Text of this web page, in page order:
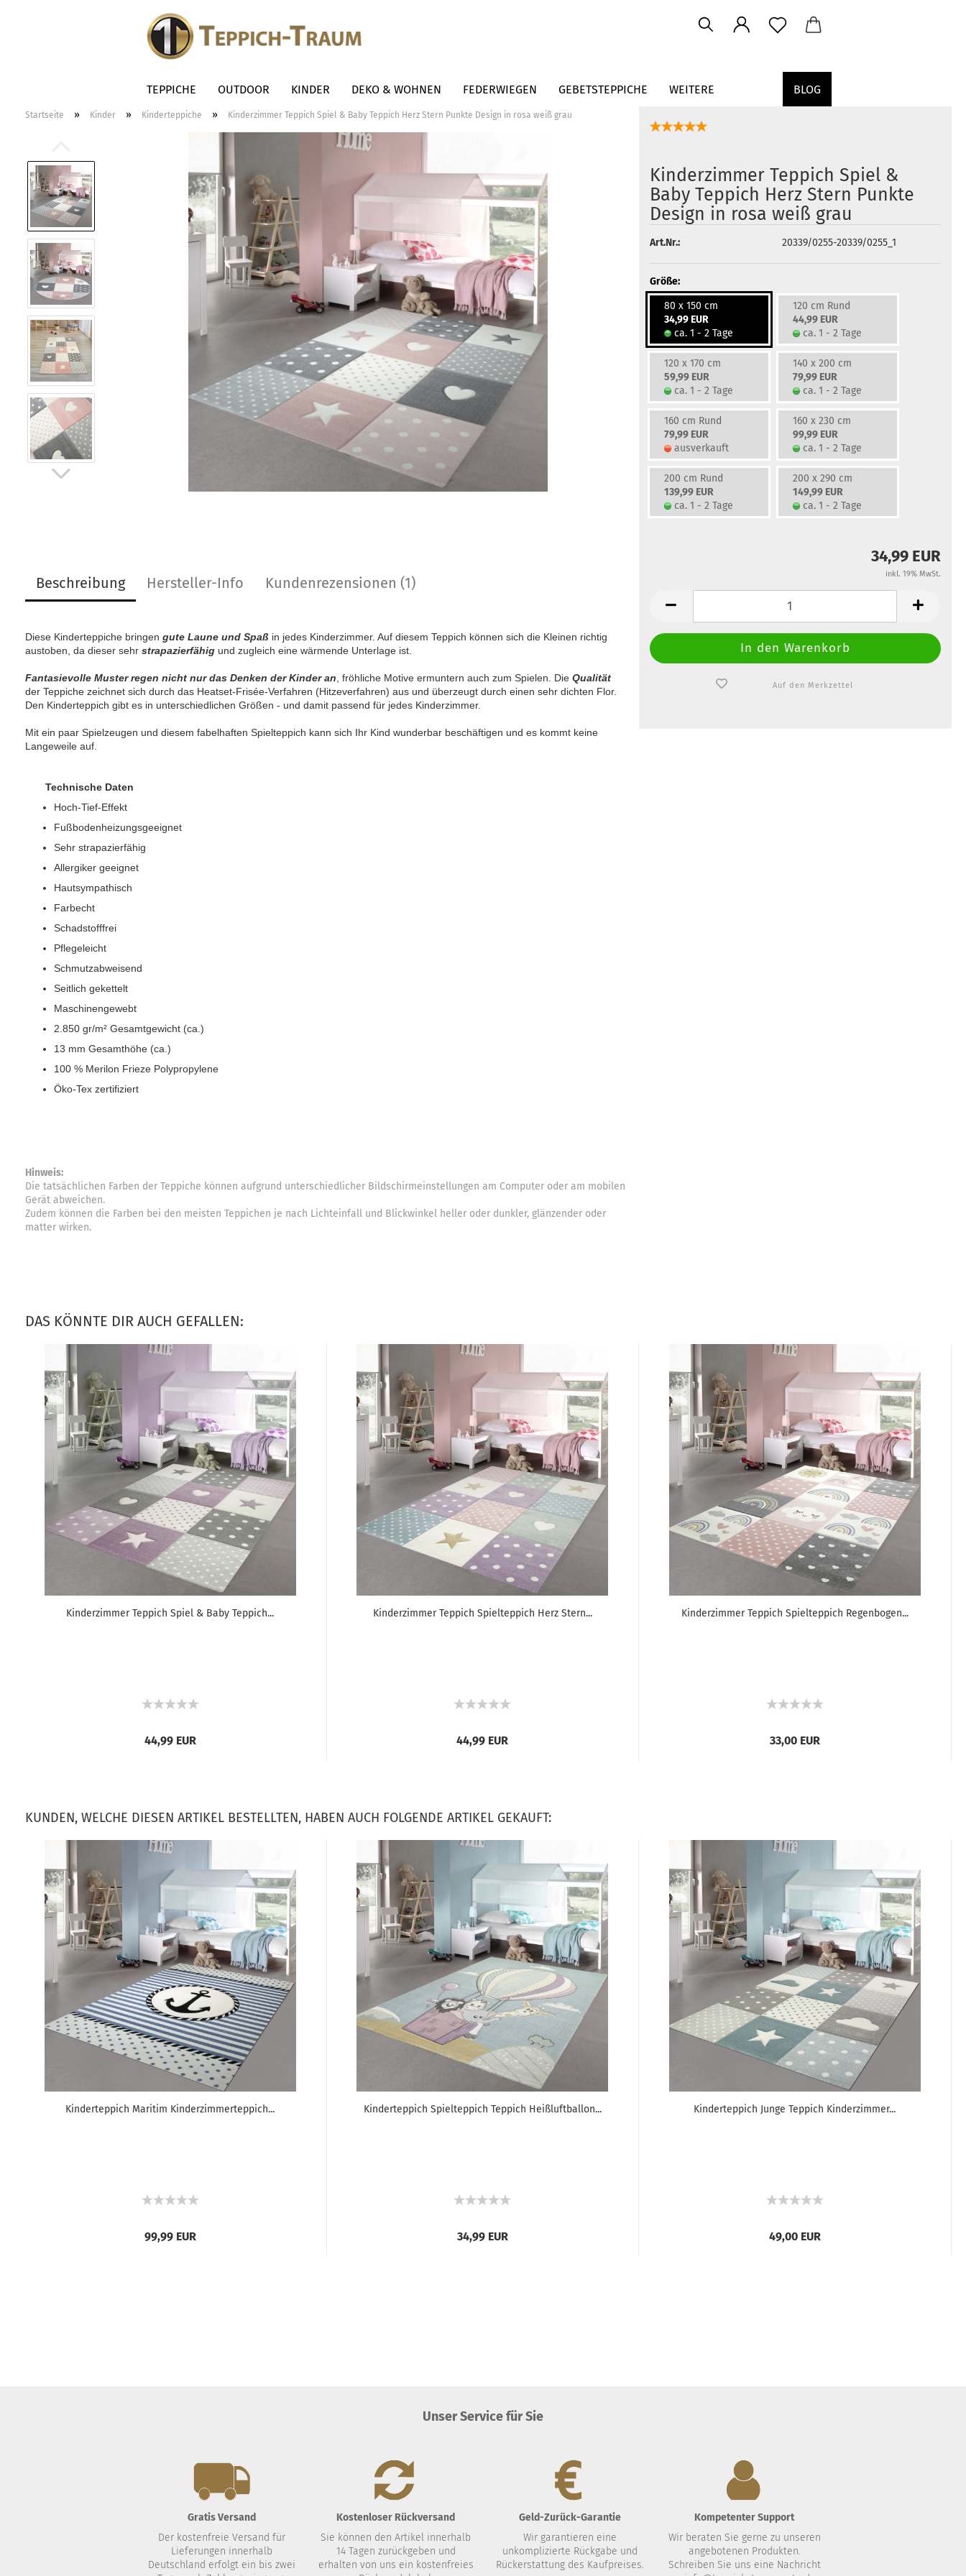
TEPPICHE OUTDOOR KINDER DEKO & WOHNEN FEDERWIEGEN GEBETSTEPPICHE BLOG
WEITERE
Startseite » Kinder » Kinderteppiche » Kinderzimmer Teppich Spiel & Baby Teppich Herz Stern Punkte Design in rosa weiß grau
Kinderzimmer Teppich Spiel &
Baby Teppich Herz Stern Punkte
Design in rosa weiß grau
Art.Nr.: 20339/0255-20339/0255_1
Größe:
80 x 150 cm
34,99 EUR
ca. 1 - 2 Tage
120 cm Rund
44,99 EUR
ca. 1 - 2 Tage
120 x 170 cm
59,99 EUR
ca. 1 - 2 Tage
140 x 200 cm
79,99 EUR
ca. 1 - 2 Tage
160 cm Rund
79,99 EUR
ausverkauft
160 x 230 cm
99,99 EUR
ca. 1 - 2 Tage
200 cm Rund
139,99 EUR
ca. 1 - 2 Tage
200 x 290 cm
149,99 EUR
ca. 1 - 2 Tage
34,99 EUR
inkl. 19% MwSt.
Auf den Merkzettel
Beschreibung Hersteller-Info Kundenrezensionen (1)
Diese Kinderteppiche bringengute Laune und Spaß in jedes Kinderzimmer. Auf diesem Teppich können sich die Kleinen richtig
austoben, da dieser sehrstrapazierfähig und zugleich eine wärmende Unterlage ist.
Fantasievolle Muster regen nicht nur das Denken der Kinder an , fröhliche Motive ermuntern auch zum Spielen. DieQualität
der Teppiche zeichnet sich durch das Heatset-Frisée-Verfahren (Hitzeverfahren) aus und überzeugt durch einen sehr dichten Flor.
Den Kinderteppich gibt es in unterschiedlichen Größen - und damit passend für jedes Kinderzimmer.
Mit ein paar Spielzeugen und diesem fabelhaften Spielteppich kann sich Ihr Kind wunderbar beschäftigen und es kommt keine
Langeweile auf.
Technische Daten
Hoch-Tief-Effekt
Fußbodenheizungsgeeignet
Sehr strapazierfähig
Allergiker geeignet
Hautsympathisch
Farbecht
Schadstofffrei
Pflegeleicht
Schmutzabweisend
Seitlich gekettelt
Maschinengewebt
2.850 gr/m² Gesamtgewicht (ca.)
13 mm Gesamthöhe (ca.)
100 % Merilon Frieze Polypropylene
Öko-Tex zertifiziert
Hinweis:
Die tatsächlichen Farben der Teppiche können aufgrund unterschiedlicher Bildschirmeinstellungen am Computer oder am mobilen
Gerät abweichen.
Zudem können die Farben bei den meisten Teppichen je nach Lichteinfall und Blickwinkel heller oder dunkler, glänzender oder
matter wirken.
DAS KÖNNTE DIR AUCH GEFALLEN:
Kinderzimmer Teppich Spiel & Baby Teppich...
44,99 EUR
Kinderzimmer Teppich Spielteppich Herz Stern...
44,99 EUR
Kinderzimmer Teppich Spielteppich Regenbogen...
33,00 EUR
KUNDEN, WELCHE DIESEN ARTIKEL BESTELLTEN, HABEN AUCH FOLGENDE ARTIKEL GEKAUFT:
Kinderteppich Maritim Kinderzimmerteppich...
99,99 EUR
Kinderteppich Spielteppich Teppich Heißluftballon...
34,99 EUR
Kinderteppich Junge Teppich Kinderzimmer...
49,00 EUR
Unser Service für Sie
Gratis Versand
Der kostenfreie Versand für
Lieferungen innerhalb
Deutschland erfolgt ein bis zwei
Kostenloser Rückversand
Sie können den Artikel innerhalb
14 Tagen zurückgeben und
erhalten von uns ein kostenfreies
Geld-Zurück-Garantie
Wir garantieren eine
unkomplizierte Rückgabe und
Rückerstattung des Kaufpreises.
Kompetenter Support
Wir beraten Sie gerne zu unseren
angebotenen Produkten.
Schreiben Sie uns eine Nachricht